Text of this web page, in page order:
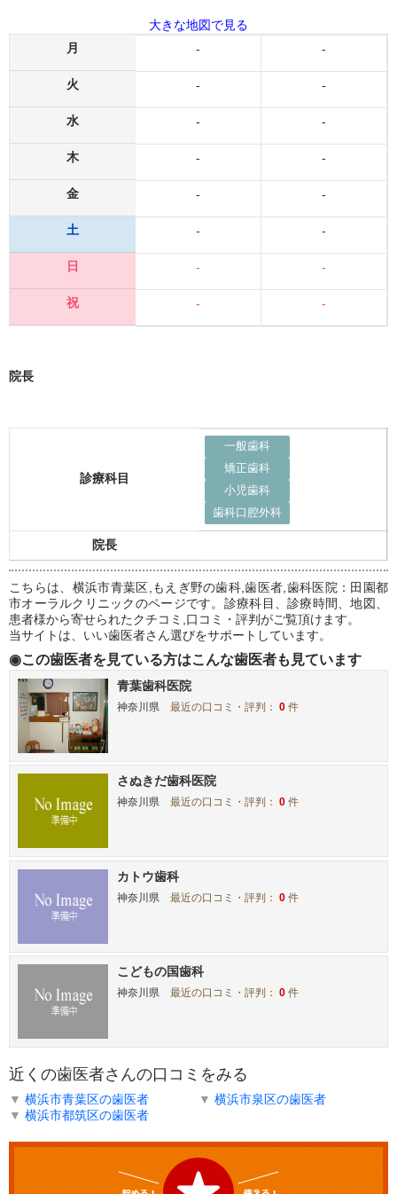
大きな地図で見る
月
火
水
木
金
土
日
祝
-
-
-
-
-
-
-
-
-
-
-
-
-
-
-
-
院長
診療科目
一般歯科
矯正歯科
小児歯科
歯科口腔外科
院長
こちらは、横浜市青葉区,もえぎ野の歯科,歯医者,歯科医院：田園都
市オーラルクリニックのページです。診療科目、診療時間、地図、
患者様から寄せられたクチコミ,口コミ・評判がご覧頂けます。
当サイトは、いい歯医者さん選びをサポートしています。
◉この歯医者を見ている方はこんな歯医者も見ています
青葉歯科医院
神奈川県 最近の口コミ・評判：0 件
さぬきだ歯科医院
神奈川県 最近の口コミ・評判：0 件
カトウ歯科
神奈川県 最近の口コミ・評判：0 件
こどもの国歯科
神奈川県 最近の口コミ・評判：0 件
近くの歯医者さんの口コミをみる
▼ 横浜市青葉区の歯医者 ▼ 横浜市泉区の歯医者
▼ 横浜市都筑区の歯医者